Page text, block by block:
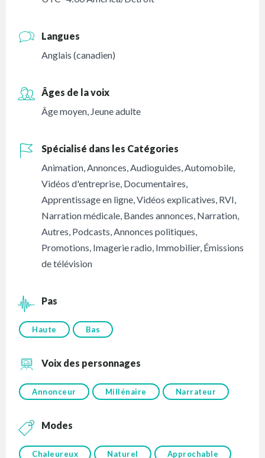
Langues
Anglais (canadien)
Âges de la voix
Âge moyen, Jeune adulte
Spécialisé dans les Catégories
Animation,Annonces,Audioguides,Automobile,
Vidéos d'entreprise, Documentaires,
Apprentissage en ligne,Vidéos explicatives, RVI,
Narration médicale, Bandes annonces, Narration,
Autres, Podcasts,Annonces politiques,
Promotions, Imagerie radio, Immobilier, Émissions
de télévision
Pas
Haute Bas
Voix des personnages
Annonceur Millénaire Narrateur
Modes
Chaleureux Naturel Approchable